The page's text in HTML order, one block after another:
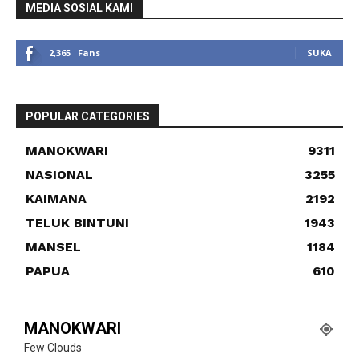
MEDIA SOSIAL KAMI
2,365 Fans SUKA
POPULAR CATEGORIES
MANOKWARI
9311
NASIONAL
3255
KAIMANA
2192
TELUK BINTUNI
1943
MANSEL
1184
PAPUA
610
MANOKWARI
Few Clouds